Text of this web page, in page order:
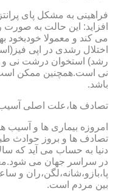
فراهینی به مشکل پای
افزاید: این حالت به
می کند و معمولا خودبخود
اختلال رشدی در اپی
رشد) استخوان درشت نی و
نی است.همچنین ممکن است
باشد.
تصادف ها،علت اصلی آسیب
امروزه بیماری ها و آسیب
تصادف ها و بروز حوادث
دنیا به حساب می آید که
در سراسر جهان می
پا،بازو،شانه،لگن،ران و
بین مردم است.